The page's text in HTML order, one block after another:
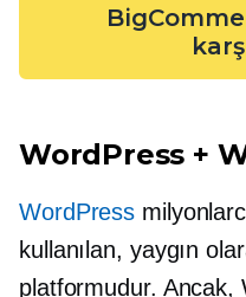
WordPress +
WordPress
kullanılan, yaygın
platformudur. Ancak,